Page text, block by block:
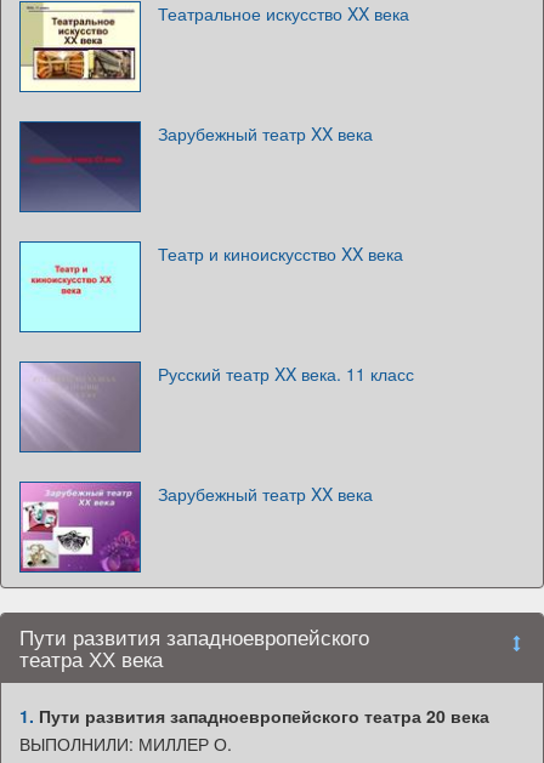
Театральное искусство XX века
Зарубежный театр XX века
Театр и киноискусство XX века
Русский театр XX века. 11 класс
Зарубежный театр XX века
Пути развития западноевропейского
театра ХХ века
1. Пути развития западноевропейского театра 20 века
ВЫПОЛНИЛИ: МИЛЛЕР О.